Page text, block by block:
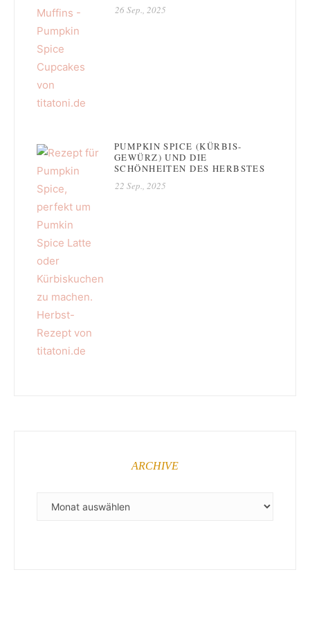
26 Sep., 2025
PUMPKIN SPICE (KÜRBIS-
GEWÜRZ) UND DIE
SCHÖNHEITEN DES HERBSTES
22 Sep., 2025
ARCHIVE
ARCHIVE